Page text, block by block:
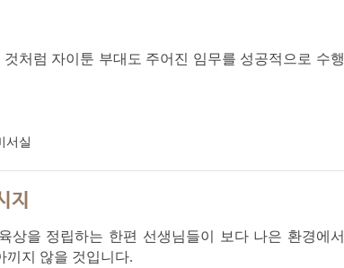
처럼 자이툰 부대도 주어진 임무를 성공적으로 수행
서실
지
상을 정립하는 한편 선생님들이 보다 나은 환경에서
끼지 않을 것입니다.